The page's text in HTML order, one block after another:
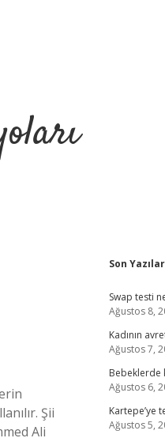
Şii
Son Yazılar
Swap testi
Ağustos 8,
Kadının
Ağustos 7,
Bebeklerde
Ağustos 6,
Kartepe’ye
Ağustos 5,